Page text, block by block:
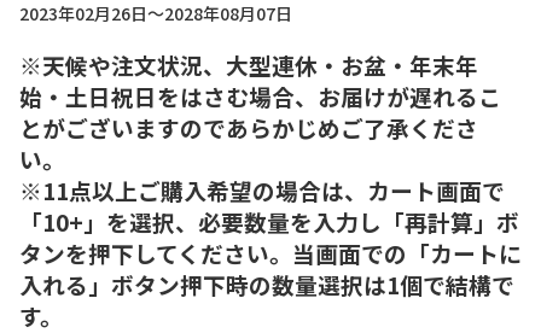
2023年02月26日～2028年08月07日
※天候や注文状況、大型連休・お盆・年末年
始・土日祝日をはさむ場合、お届けが遅れるこ
とがございますのであらかじめご了承くださ
い。
※11点以上ご購入希望の場合は、カート画面で
「10+」を選択、必要数量を入力し「再計算」ボ
タンを押下してください。当画面での「カートに
入れる」ボタン押下時の数量選択は1個で結構で
す。